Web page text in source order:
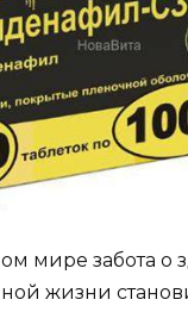
мире забота о
жизни